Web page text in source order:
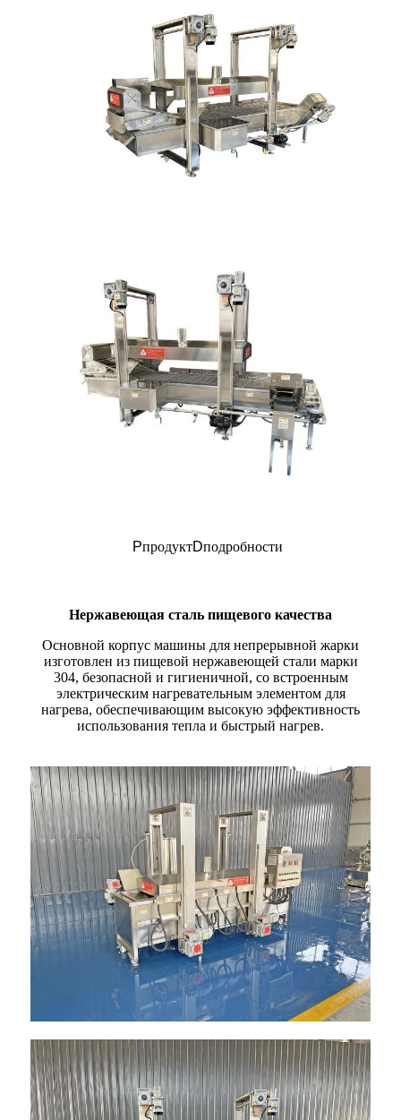
PпродуктDподробности
Нержавеющая сталь пищевого качества
Основной корпус машины для непрерывной жарки
изготовлен из пищевой нержавеющей стали марки
304, безопасной и гигиеничной, со встроенным
электрическим нагревательным элементом для
нагрева, обеспечивающим высокую эффективность
использования тепла и быстрый нагрев.